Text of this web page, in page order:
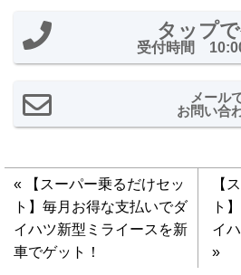
タップ
受付時間
メール
お問い合
«
【スーパー乗るだけセッ
ト】毎月お得な支払いでダ
イハツ新型ミライースを新
車でゲット！
【
ト
イ
»